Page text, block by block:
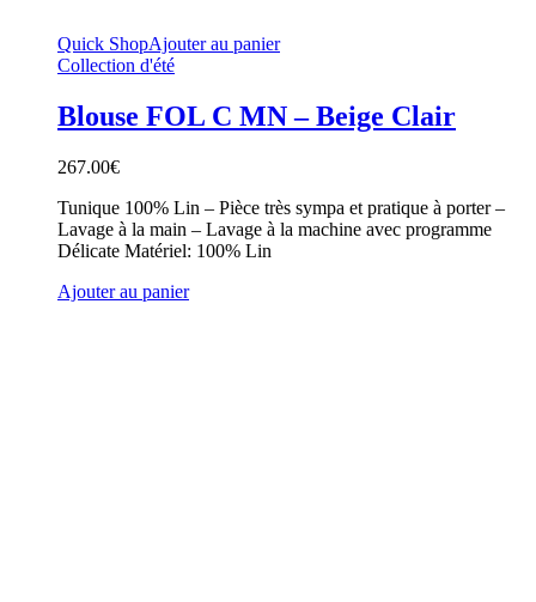
Quick ShopAjouter au panier
Collection d'été
Blouse FOL C MN – Beige Clair
267.00€
Tunique 100% Lin – Pièce très sympa et pratique à porter –
Lavage à la main – Lavage à la machine avec programme
Délicate Matériel: 100% Lin
Ajouter au panier